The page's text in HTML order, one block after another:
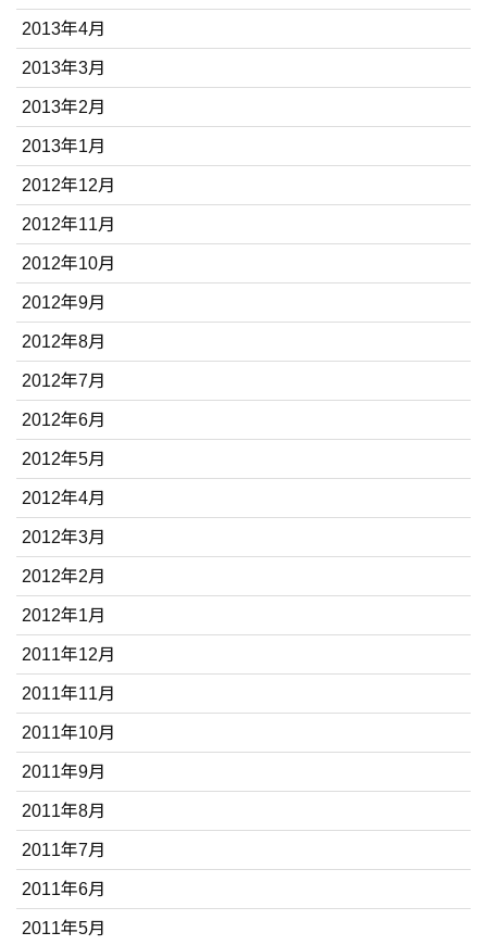
2013年4月
2013年3月
2013年2月
2013年1月
2012年12月
2012年11月
2012年10月
2012年9月
2012年8月
2012年7月
2012年6月
2012年5月
2012年4月
2012年3月
2012年2月
2012年1月
2011年12月
2011年11月
2011年10月
2011年9月
2011年8月
2011年7月
2011年6月
2011年5月